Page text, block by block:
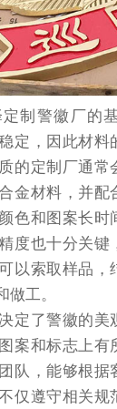
制警徽厂的
定，因此材料
的定制厂通常
金材料，并配
色和图案长时
度也十分关键
以索取样品，
做工。
定了警徽的美
案和标志上有
队，能够根据
仅遵守相关规